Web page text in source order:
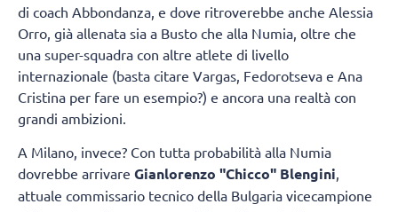
di coach Abbondanza, e dove ritroverebbe anche Alessia
Orro, già allenata sia a Busto che alla Numia, oltre che
una super-squadra con altre atlete di livello
internazionale (basta citare Vargas, Fedorotseva e Ana
Cristina per fare un esempio?) e ancora una realtà con
grandi ambizioni.
A Milano, invece? Con tutta probabilità alla Numia
dovrebbe arrivare Gianlorenzo "Chicco" Blengini,
attuale commissario tecnico della Bulgaria vicecampione